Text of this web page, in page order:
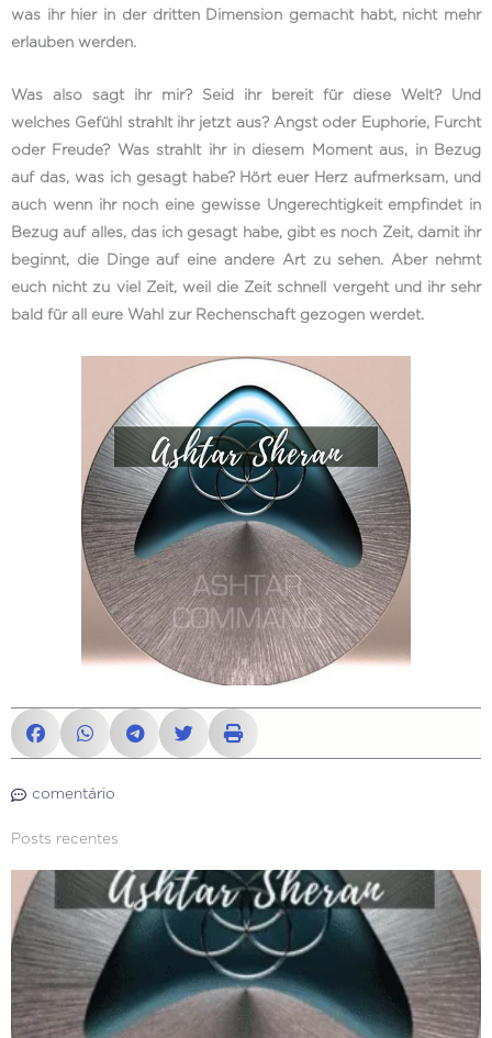
was ihr hier in der dritten Dimension gemacht habt, nicht mehr
erlauben werden.
Was also sagt ihr mir? Seid ihr bereit für diese Welt? Und
welches Gefühl strahlt ihr jetzt aus? Angst oder Euphorie, Furcht
oder Freude? Was strahlt ihr in diesem Moment aus, in Bezug
auf das, was ich gesagt habe? Hört euer Herz aufmerksam, und
auch wenn ihr noch eine gewisse Ungerechtigkeit empfindet in
Bezug auf alles, das ich gesagt habe, gibt es noch Zeit, damit ihr
beginnt, die Dinge auf eine andere Art zu sehen. Aber nehmt
euch nicht zu viel Zeit, weil die Zeit schnell vergeht und ihr sehr
bald für all eure Wahl zur Rechenschaft gezogen werdet.
comentário
Posts recentes